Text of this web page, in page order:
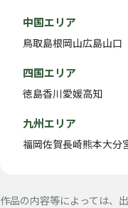
中国エリア
鳥取島根岡山広島山口
四国エリア
徳島香川愛媛高知
九州エリア
福岡佐賀長崎熊本大分
作品の内容等によっては、